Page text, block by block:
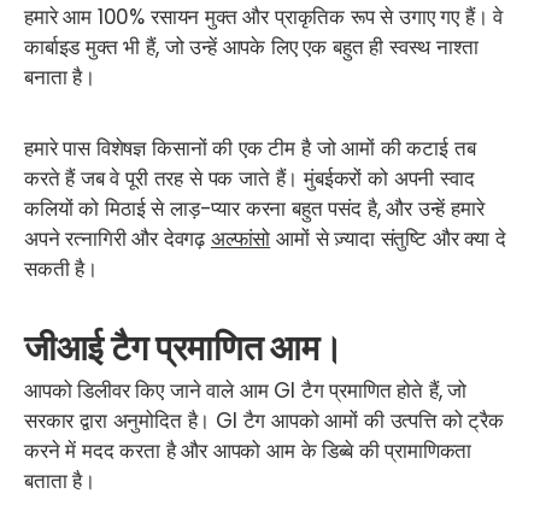
हमारे आम 100% रसायन मुक्त और प्राकृतिक रूप से उगाए गए हैं। वे
कार्बाइड मुक्त भी हैं, जो उन्हें आपके लिए एक बहुत ही स्वस्थ नाश्ता
बनाता है।
हमारे पास विशेषज्ञ किसानों की एक टीम है जो आमों की कटाई तब
करते हैं जब वे पूरी तरह से पक जाते हैं। मुंबईकरों को अपनी स्वाद
कलियों को मिठाई से लाड़-प्यार करना बहुत पसंद है, और उन्हें हमारे
अपने रत्नागिरी और देवगढ़अल्फांसो आमों से ज़्यादा संतुष्टि और क्या दे
सकती है।
जीआई टैग प्रमाणित आम।
आपको डिलीवर किए जाने वाले आम GI टैग प्रमाणित होते हैं, जो
सरकार द्वारा अनुमोदित है। GI टैग आपको आमों की उत्पत्ति को ट्रैक
करने में मदद करता है और आपको आम के डिब्बे की प्रामाणिकता
बताता है।